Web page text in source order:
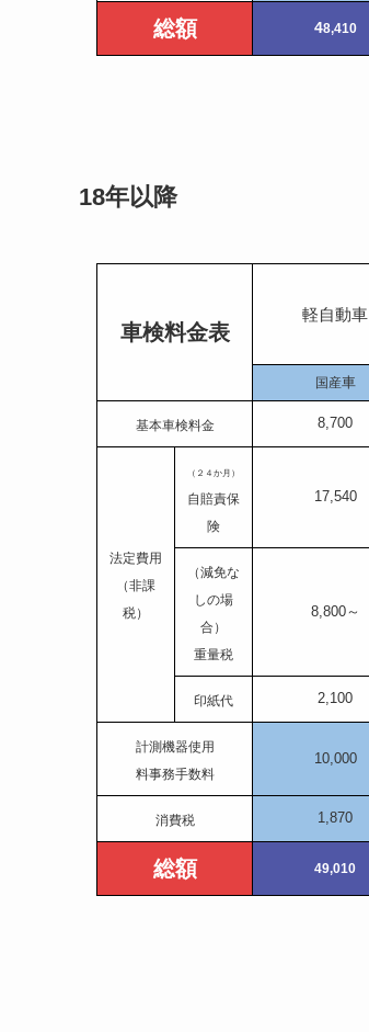
総額 48,410
18年以降
車検料金表
軽自動車
国産車
基本車検料金 8,700
法定費用
（非課
税）
（２４か月）
自賠責保
険
17,540
（減免な
しの場
合）
重量税
8,800～
印紙代 2,100
計測機器使用
料事務手数料
10,000
消費税 1,870
総額 49,010